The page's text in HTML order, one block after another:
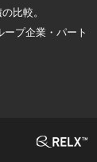
比較。
プ企業・パート